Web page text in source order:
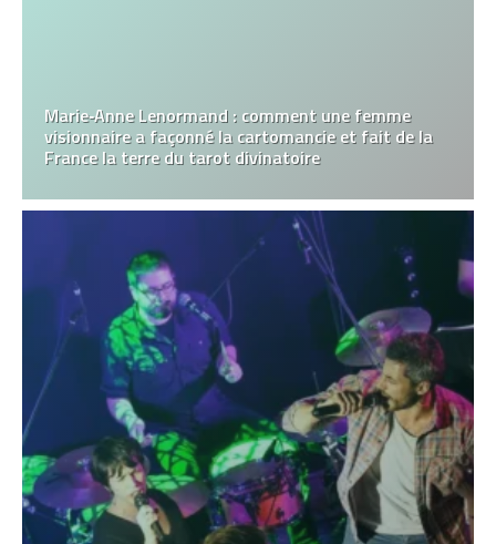
Marie‑Anne Lenormand : comment une femme
visionnaire a façonné la cartomancie et fait de la
France la terre du tarot divinatoire